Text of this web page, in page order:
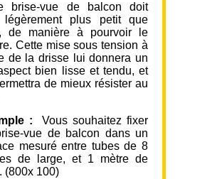
brise-vue de balcon doit
légèrement plus petit que
de manière à pourvoir le
Cette mise sous tension à
de la drisse lui donnera un
bien lisse et tendu, et
de mieux résister au
:
Vous souhaitez fixer
vue de balcon dans un
mesuré entre tubes de 8
de large, et 1 mètre de
(800x 100)